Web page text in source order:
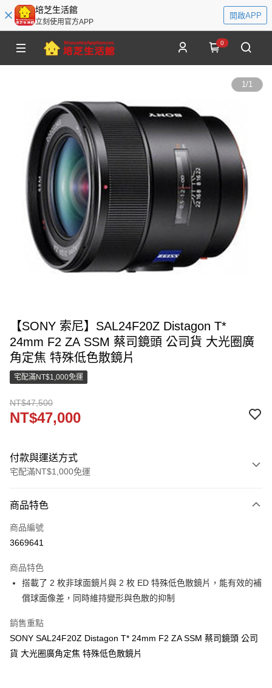
培芝生活館
立刻使用官方APP
開啟APP
0
1/1
【SONY 索尼】SAL24F20Z Distagon T*
24mm F2 ZA SSM 蔡司鏡頭 公司貨 大光圈廣
角定焦 特殊低色散鏡片
宅配滿NT$1,000免運
NT$47,500
NT$47,000
付款與運送方式
宅配滿NT$1,000免運
信用卡一次付款
LINE Pay
悠遊付
宅配
每筆NT$100，滿NT$1,000(含以上)免運費
商品特色
商品編號
3669641
商品特色
搭載了 2 枚非球面鏡片與 2 枚 ED 特殊低色散鏡片，能有效的補
償球面像差，同時維持變形與色散的抑制
銷售重點
SONY SAL24F20Z Distagon T* 24mm F2 ZA SSM 蔡司鏡頭 公司
貨 大光圈廣角定焦 特殊低色散鏡片